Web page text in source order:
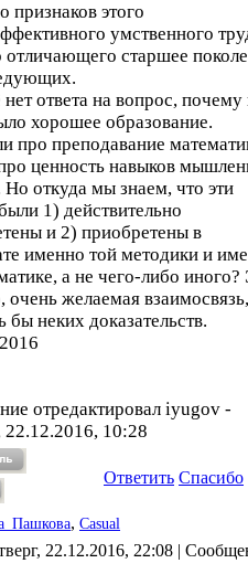
признаков этого
умственного
отличающего старшее
ответа на вопрос, почему
хорошее образование.
про преподавание
ценность навыков
откуда мы знаем, что эти
1) действительно
и 2) приобретены в
именно той методики и
а не чего-либо иного?
очень желаемая
бы неких доказательств.
отредактировал iyugov -
22.12.2016, 10:28
Ответить Спасибо
, Casual
22.12.2016, 22:08 |